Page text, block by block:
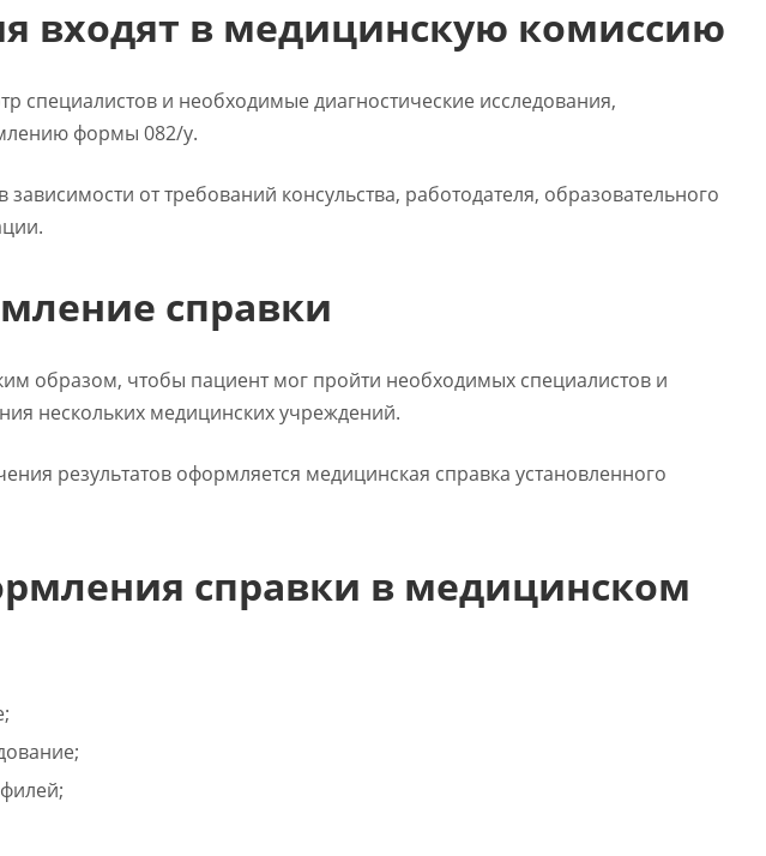
входят в медицинскую комиссию
специалистов и необходимые диагностические исследования,
формы 082/у.
от требований консульства, работодателя, образовательного
справки
образом, чтобы пациент мог пройти необходимых специалистов и
нескольких медицинских учреждений.
результатов оформляется медицинская справка установленного
справки в медицинском